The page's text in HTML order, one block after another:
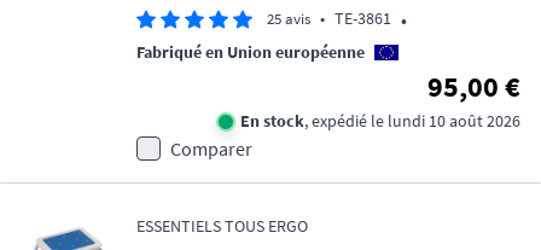
25 avis • TE-3861 •
Fabriqué en Union européenne
95,00 €
En stock, expédié le lundi 10 août 2026
Comparer
ESSENTIELS TOUS ERGO